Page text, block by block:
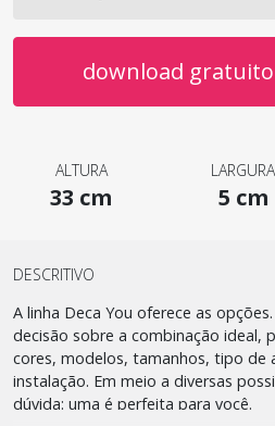
download
ALTURA
33 cm
LARGURA
5 cm
DESCRITIVO
A linha Deca You oferece as
decisão sobre a combinação ideal,
cores, modelos, tamanhos, tipo de
instalação. Em meio a diversas
dúvida: uma é perfeita para você.